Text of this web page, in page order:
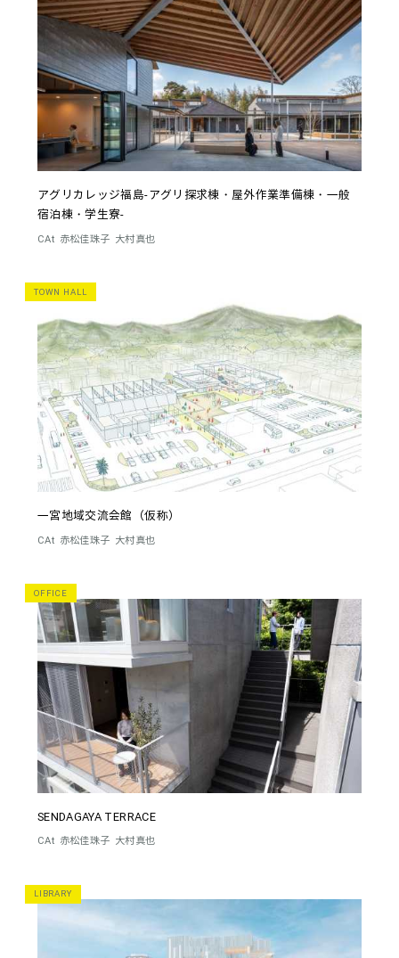
アグリカレッジ福島-アグリ探求棟・屋外作業準備棟・一般
宿泊棟・学生寮-
CAt 赤松佳珠子 大村真也
TOWN HALL
一宮地域交流会館（仮称）
CAt 赤松佳珠子 大村真也
OFFICE
SENDAGAYA TERRACE
CAt 赤松佳珠子 大村真也
LIBRARY